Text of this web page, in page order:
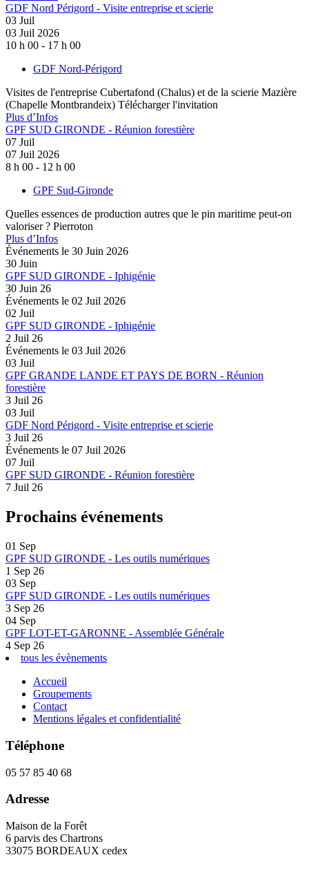
GDF Nord Périgord - Visite entreprise et scierie
03 Juil
03 Juil 2026
10 h 00 - 17 h 00
GDF Nord-Périgord
Visites de l'entreprise Cubertafond (Chalus) et de la scierie Mazière
(Chapelle Montbrandeix) Télécharger l'invitation
Plus d’Infos
GPF SUD GIRONDE - Réunion forestière
07 Juil
07 Juil 2026
8 h 00 - 12 h 00
GPF Sud-Gironde
Quelles essences de production autres que le pin maritime peut-on
valoriser ? Pierroton
Plus d’Infos
Événements le 30 Juin 2026
30 Juin
GPF SUD GIRONDE - Iphigénie
30 Juin 26
Événements le 02 Juil 2026
02 Juil
GPF SUD GIRONDE - Iphigénie
2 Juil 26
Événements le 03 Juil 2026
03 Juil
GPF GRANDE LANDE ET PAYS DE BORN - Réunion
forestière
3 Juil 26
03 Juil
GDF Nord Périgord - Visite entreprise et scierie
3 Juil 26
Événements le 07 Juil 2026
07 Juil
GPF SUD GIRONDE - Réunion forestière
7 Juil 26
Prochains événements
01 Sep
GPF SUD GIRONDE - Les outils numériques
1 Sep 26
03 Sep
GPF SUD GIRONDE - Les outils numériques
3 Sep 26
04 Sep
GPF LOT-ET-GARONNE - Assemblée Générale
4 Sep 26
tous les évènements
Accueil
Groupements
Contact
Mentions légales et confidentialité
Téléphone
05 57 85 40 68
Adresse
Maison de la Forêt
6 parvis des Chartrons
33075 BORDEAUX cedex